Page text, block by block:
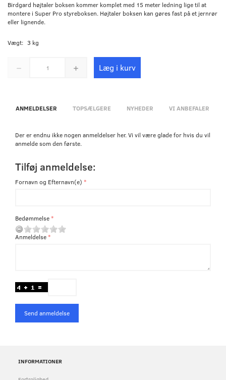
Birdgard højtaler boksen kommer komplet med 15 meter ledning lige til at
montere i Super Pro styreboksen. Højtaler boksen kan gøres fast på et jernrør
eller lignende.
Vægt: 3 kg
Læg i kurv
ANMELDELSER TOPSÆLGERE NYHEDER VI ANBEFALER
Der er endnu ikke nogen anmeldelser her. Vi vil være glade for hvis du vil
anmelde som den første.
Tilføj anmeldelse:
Fornavn og Efternavn(e)
Bedømmelse
Anmeldelse
Send anmeldelse
INFORMATIONER